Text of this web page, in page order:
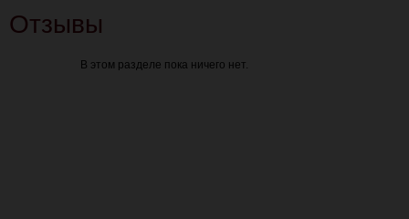
Отзывы
В этом разделе пока ничего нет.